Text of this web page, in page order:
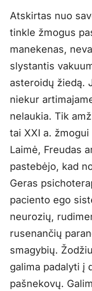
Atskirtas nuo
tinkle žmogus
manekenas,
slystantis
asteroidų žiedą.
niekur
nelaukia. Tik
tai XXI a.
Laimė, Freudas
pastebėjo, kad
Geras
paciento ego
neurozių,
rusenančių
smagybių.
galima padalyti į
pašnekovų.